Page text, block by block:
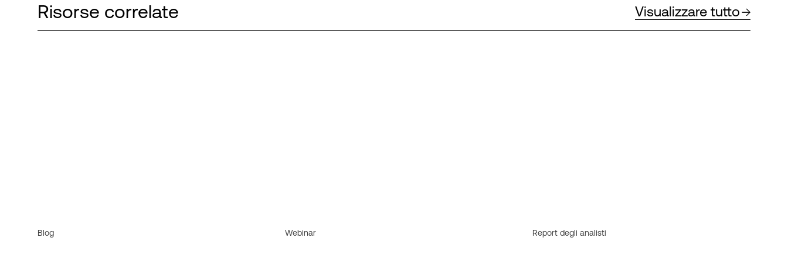
Risorse correlate Visualizzare tutto
Blog Webinar Report degli analisti